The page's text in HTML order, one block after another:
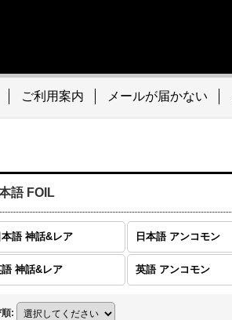
ご利用案内 メールが届かない
語 FOIL
本語 神話&レア 日本語 アンコモン
神話&レア 英語 アンコモン
: